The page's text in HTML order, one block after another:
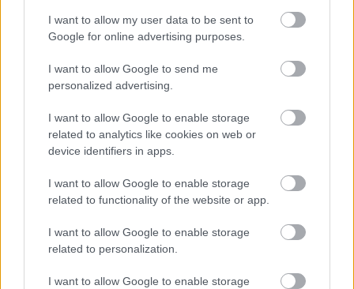
I want to allow my user data to be sent to
Google for online advertising purposes.
I want to allow Google to send me
personalized advertising.
I want to allow Google to enable storage
related to analytics like cookies on web or
device identifiers in apps.
I want to allow Google to enable storage
related to functionality of the website or app.
I want to allow Google to enable storage
related to personalization.
I want to allow Google to enable storage
Kimolos Experience Festival